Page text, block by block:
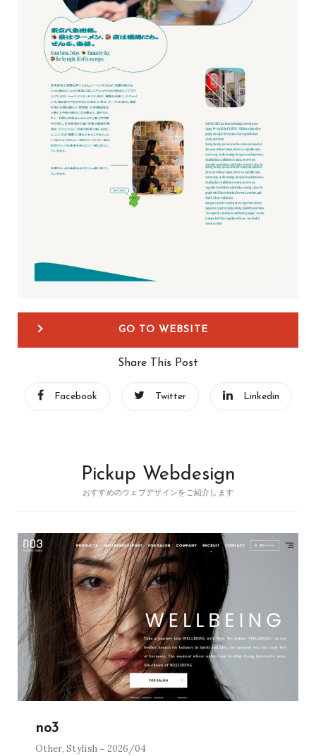
GO TO WEBSITE
Share This Post
Facebook Twitter Linkedin
Pickup Webdesign
おすすめのウェブデザインをご紹介します
no3
Other,Stylish 2026/04